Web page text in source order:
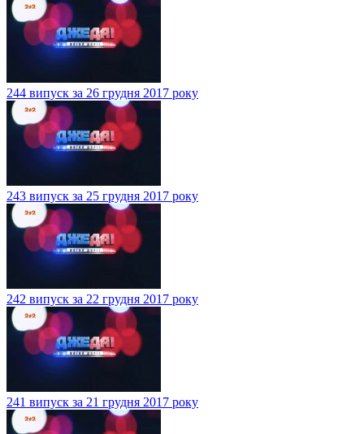
244 випуск за 26 грудня 2017 року
243 випуск за 25 грудня 2017 року
242 випуск за 22 грудня 2017 року
241 випуск за 21 грудня 2017 року